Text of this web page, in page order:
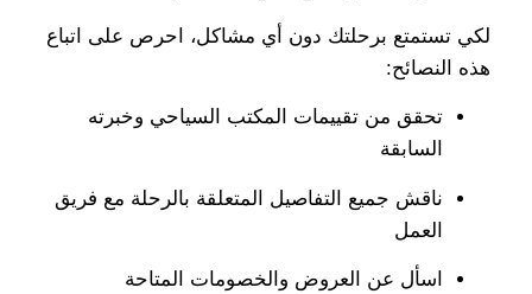
لكي تستمتع برحلتك دون أي مشاكل، احرص على اتباع
هذه النصائح:
تحقق من تقييمات المكتب السياحي وخبرته
السابقة
ناقش جميع التفاصيل المتعلقة بالرحلة مع فريق
العمل
اسأل عن العروض والخصومات المتاحة